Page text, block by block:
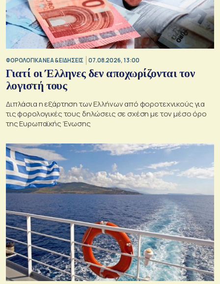
ΦΟΡΟΛΟΓΙΚΑ ΝΕΑ & EΙΔΗΣΕΙΣ 07.08.2026, 13:00
Γιατί οι Έλληνες δεν αποχωρίζονται τον
λογιστή τους
Διπλάσια η εξάρτηση των Ελλήνων από φοροτεχνικούς για
τις φορολογικές τους δηλώσεις σε σχέση με τον μέσο όρο
της Ευρωπαϊκής Ένωσης